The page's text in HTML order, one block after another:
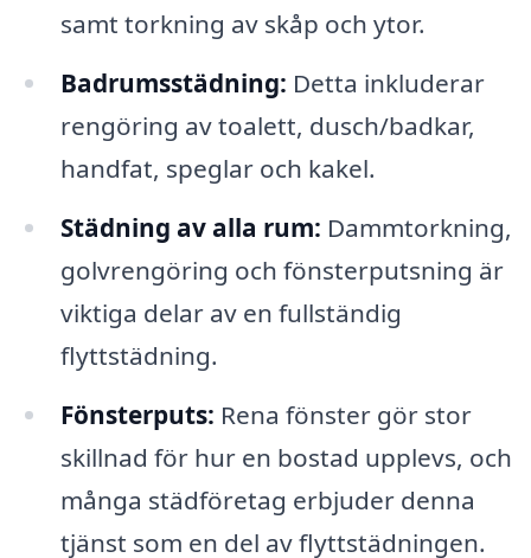
samt torkning av skåp och ytor.
Badrumsstädning: Detta inkluderar
rengöring av toalett, dusch/badkar,
handfat, speglar och kakel.
Städning av alla rum: Dammtorkning,
golvrengöring och fönsterputsning är
viktiga delar av en fullständig
flyttstädning.
Fönsterputs: Rena fönster gör stor
skillnad för hur en bostad upplevs, och
många städföretag erbjuder denna
tjänst som en del av flyttstädningen.